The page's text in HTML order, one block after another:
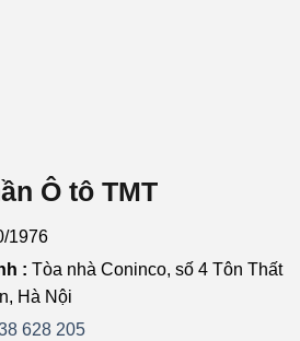
Ô tô TMT
1976
: Tòa nhà Coninco, số 4 Tôn Thất
Hà Nội
628 205